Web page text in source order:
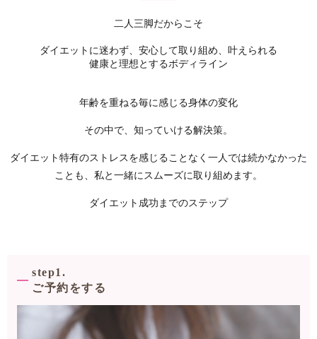
二人三脚だからこそ
ダイエットに迷わず、安心して取り組め、叶えられる
健康と理想とするボディライン
年齢を重ねる毎に感じる身体の変化
その中で、知っていける解決策。
ダイエット特有のストレスを感じることなく 一人では続かなかった
ことも、 私と一緒にスムーズに取り組めます。
ダイエット成功までのステップ
step1.
ご予約をする